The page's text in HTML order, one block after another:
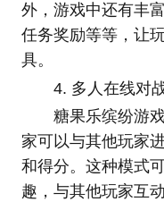
外，游戏中还有丰
任务奖励等等，让
具。
4. 多人在线对
糖果乐缤纷游
家可以与其他玩家
和得分。这种模式
趣，与其他玩家互